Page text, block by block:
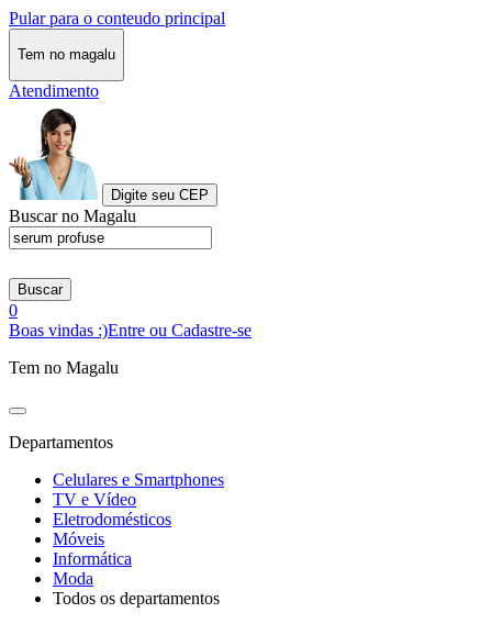
Pular para o conteudo principal
Tem no magalu
Atendimento
Digite seu CEP
Buscar no Magalu
Buscar
0
Boas vindas :)Entre ou Cadastre-se
Tem no Magalu
Departamentos
Celulares e Smartphones
TV e Vídeo
Eletrodomésticos
Móveis
Informática
Moda
Todos os departamentos